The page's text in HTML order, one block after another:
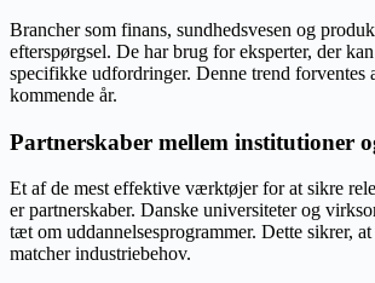
Brancher som finans, sundhedsvesen og
efterspørgsel. De har brug for eksperter, der
specifikke udfordringer. Denne trend forventes
kommende år.
Partnerskaber mellem institutioner
Et af de mest effektive værktøjer for at sikre
er partnerskaber. Danske universiteter og
tæt om uddannelsesprogrammer. Dette sikrer,
matcher industriebehov.